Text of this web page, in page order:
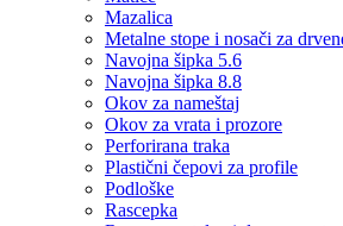
Mazalica
Metalne stope i nosači za
Navojna šipka 5.6
Navojna šipka 8.8
Okov za nameštaj
Okov za vrata i prozore
Perforirana traka
Plastični čepovi za profile
Podloške
Rascepka